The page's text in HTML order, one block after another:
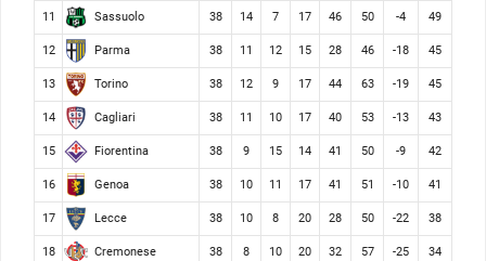
11 Sassuolo 38 14 7 17 46 50 -4 49
12 Parma 38 11 12 15 28 46 -18 45
13 Torino 38 12 9 17 44 63 -19 45
14 Cagliari 38 11 10 17 40 53 -13 43
15 Fiorentina 38 9 15 14 41 50 -9 42
16 Genoa 38 10 11 17 41 51 -10 41
17 Lecce 38 10 8 20 28 50 -22 38
18 Cremonese 38 8 10 20 32 57 -25 34